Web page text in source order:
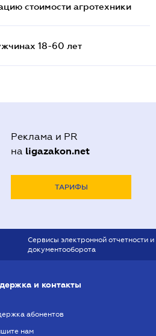
стоимости агротехники
18-60 лет
Реклама и PR
на ligazakon.net
ТАРИФЫ
Сервисы электронной отчетности и
документооборота
и контакты
абонентов
нам